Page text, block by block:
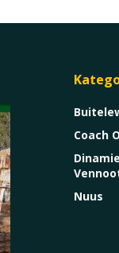
Coach
Nuus